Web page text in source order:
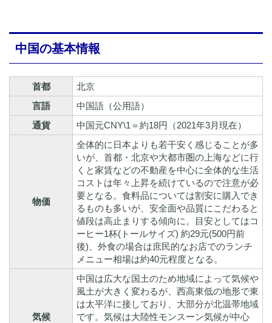
中国の基本情報
首都
北京
言語
中国語（公用語）
通貨
中国元CNY\1＝約18円（2021年3月現在）
物価
全体的に日本よりも若干安く感じることが多
いが、首都・北京や大都市圏の上海などに行
くと家賃などの不動産を中心に全体的な生活
コストは年々上昇を続けているので注意が必
要となる。食料品については割安に購入でき
るものも多いが、安全面や品質にこだわると
値段は高止まりする傾向に。目安としてはコ
ーヒー1杯(トールサイズ) 約29元(500円前
後)、外食の場合は庶民的なお店でのランチ
メニュー相場は約40元程度となる。
気候
中国は広大な国土のため地域によって気候や
風土が大きく変わるが、西高東低の地形で東
は太平洋に接しており、大部分が北温帯地域
です。気候は大陸性モンスーン気候が中心